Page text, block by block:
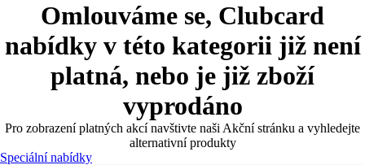
Omlouváme se, Clubcard
nabídky v této kategorii již není
platná, nebo je již zboží
vyprodáno
Pro zobrazení platných akcí navštivte naši Akční stránku a vyhledejte
alternativní produkty
Speciální nabídky